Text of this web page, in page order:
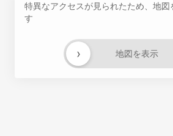
特異なアクセスが見られたため、地図
す
地図を表示
›